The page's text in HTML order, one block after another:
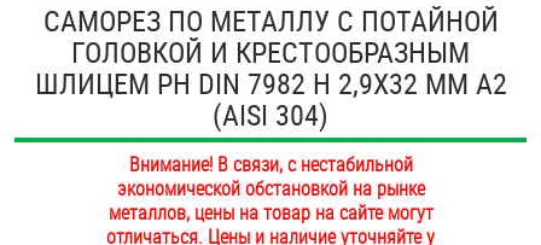
ПОКУПАТЕЛЯМ
ОПЛАТА И ДОСТАВКА
Болты и винты
Втулки
Гайки
Дюбели
САМОРЕЗ ПО МЕТАЛЛУ С ПОТАЙНОЙ
ГОЛОВКОЙ И КРЕСТООБРАЗНЫМ
ШЛИЦЕМ PH DIN 7982 H 2,9Х32 ММ А2
(AISI 304)
Внимание! В связи, с нестабильной
экономической обстановкой на рынке
металлов, цены на товар на сайте могут
отличаться. Цены и наличие уточняйте у